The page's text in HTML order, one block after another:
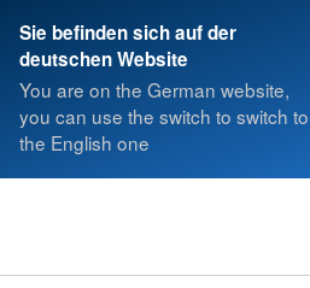
Sie befinden sich auf der
deutschen Website
You are on the German website,
you can use the switch to switch to
the English one